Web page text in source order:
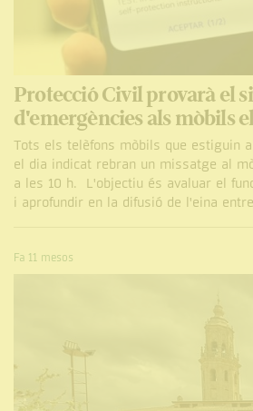
Protecció Civil provarà el
d'emergències als mòbils
Tots els telèfons mòbils que estiguin
el dia indicat rebran un missatge al
a les 10 h. L'objectiu és avaluar el
i aprofundir en la difusió de l'eina
Fa 11 mesos